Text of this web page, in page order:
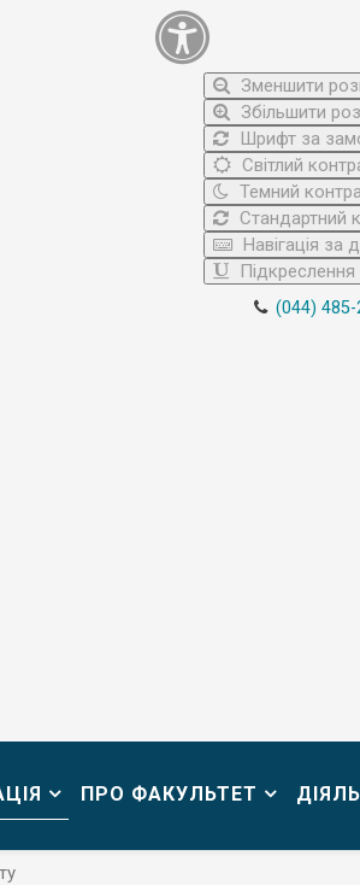
Зменшити
Збільшити
Шрифт за
Світлий
Темний
Стандартний
Навігація за
(044) 485-
ПРО ФАКУЛЬТЕТ